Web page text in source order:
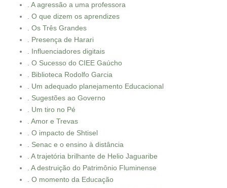
. A agressão a uma professora
. O que dizem os aprendizes
. Os Três Grandes
. Presença de Harari
. Influenciadores digitais
. O Sucesso do CIEE Gaúcho
. Biblioteca Rodolfo Garcia
. Um adequado planejamento Educacional
. Sugestões ao Governo
. Um tiro no Pé
. Amor e Trevas
. O impacto de Shtisel
. Senac e o ensino à distância
. A trajetória brilhante de Helio Jaguaribe
. A destruição do Patrimônio Fluminense
. O momento da Educação